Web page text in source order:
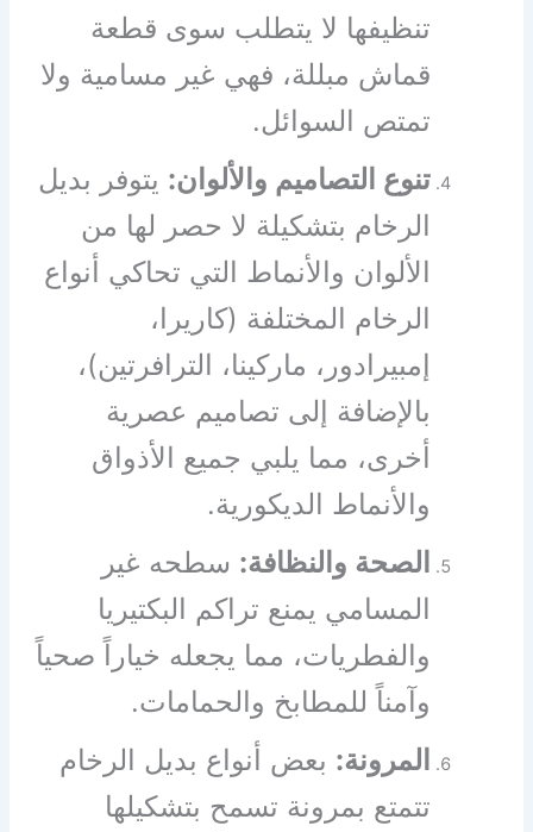
تنظيفها لا يتطلب سوى قطعة
قماش مبللة، فهي غير مسامية ولا
تمتص السوائل.
تنوع التصاميم والألوان: يتوفر بديل
الرخام بتشكيلة لا حصر لها من
الألوان والأنماط التي تحاكي أنواع
الرخام المختلفة (كاريرا،
إمبيرادور، ماركينا، الترافرتين)،
بالإضافة إلى تصاميم عصرية
أخرى، مما يلبي جميع الأذواق
والأنماط الديكورية.
الصحة والنظافة: سطحه غير
المسامي يمنع تراكم البكتيريا
والفطريات، مما يجعله خياراً صحياً
وآمناً للمطابخ والحمامات.
المرونة: بعض أنواع بديل الرخام
تتمتع بمرونة تسمح بتشكيلها